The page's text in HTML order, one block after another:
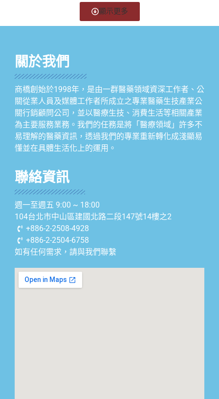
顯示更多
關於我們
商橋創始於1998年，是由一群醫藥領域資深工作者、公
關從業人員及媒體工作者所成立之專業醫藥生技產業公
關行銷顧問公司，並以醫療生技、消費生活等相關產業
為主要服務業務。我們的任務是將「醫療領域」許多不
易理解的醫藥資訊，透過我們的專業重新轉化成淺顯易
懂並在具體生活化上的運用。
聯絡資訊
週一至週五 9:00 ~ 18:00
104台北市中山區建國北路二段147號14樓之2
+886-2-2508-4928
+886-2-2504-6758
如有任何需求，請與我們聯繫